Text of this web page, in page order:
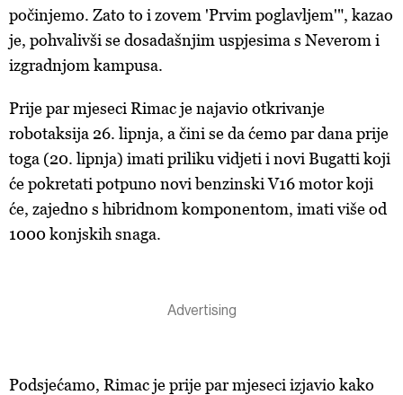
počinjemo. Zato to i zovem 'Prvim poglavljem'", kazao
je, pohvalivši se dosadašnjim uspjesima s Neverom i
izgradnjom kampusa.
Prije par mjeseci Rimac je najavio otkrivanje
robotaksija 26. lipnja, a čini se da ćemo par dana prije
toga (20. lipnja) imati priliku vidjeti i novi Bugatti koji
će pokretati potpuno novi benzinski V16 motor koji
će, zajedno s hibridnom komponentom, imati više od
1000 konjskih snaga.
Podsjećamo, Rimac je prije par mjeseci izjavio kako